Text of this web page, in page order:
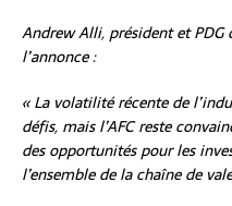
Andrew Alli, président et PDG
l’annonce :
« La volatilité récente de
défis, mais l’AFC reste
des opportunités pour les
l’ensemble de la chaîne de